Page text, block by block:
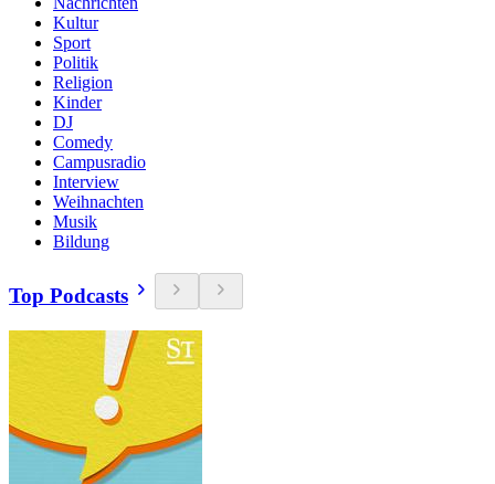
Kultur
Sport
Politik
Religion
Kinder
DJ
Comedy
Campusradio
Interview
Weihnachten
Musik
Bildung
Top Podcasts